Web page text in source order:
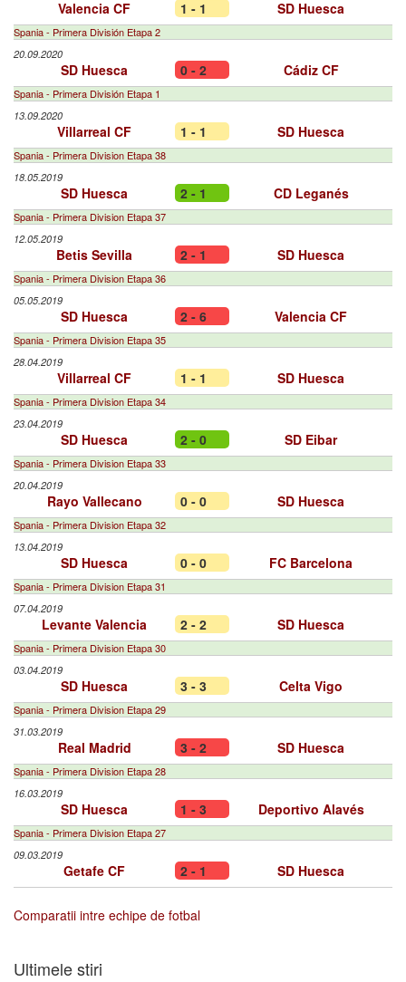
Valencia CF 1 - 1 SD Huesca
Spania - Primera División Etapa 2
20.09.2020
SD Huesca 0 - 2 Cádiz CF
Spania - Primera División Etapa 1
13.09.2020
Villarreal CF 1 - 1 SD Huesca
Spania - Primera Division Etapa 38
18.05.2019
SD Huesca 2 - 1 CD Leganés
Spania - Primera Division Etapa 37
12.05.2019
Betis Sevilla 2 - 1 SD Huesca
Spania - Primera Division Etapa 36
05.05.2019
SD Huesca 2 - 6 Valencia CF
Spania - Primera Division Etapa 35
28.04.2019
Villarreal CF 1 - 1 SD Huesca
Spania - Primera Division Etapa 34
23.04.2019
SD Huesca 2 - 0 SD Eibar
Spania - Primera Division Etapa 33
20.04.2019
Rayo Vallecano 0 - 0 SD Huesca
Spania - Primera Division Etapa 32
13.04.2019
SD Huesca 0 - 0 FC Barcelona
Spania - Primera Division Etapa 31
07.04.2019
Levante Valencia 2 - 2 SD Huesca
Spania - Primera Division Etapa 30
03.04.2019
SD Huesca 3 - 3 Celta Vigo
Spania - Primera Division Etapa 29
31.03.2019
Real Madrid 3 - 2 SD Huesca
Spania - Primera Division Etapa 28
16.03.2019
SD Huesca 1 - 3 Deportivo Alavés
Spania - Primera Division Etapa 27
09.03.2019
Getafe CF 2 - 1 SD Huesca
Comparatii intre echipe de fotbal
Ultimele stiri